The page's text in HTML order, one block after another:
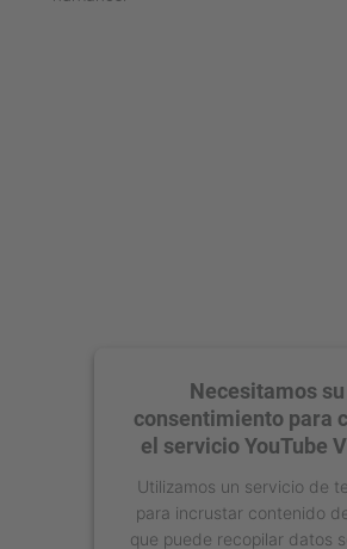
Necesitamos su
consentimiento para
el servicio YouTube
Utilizamos un servicio de
para incrustar contenido
que puede recopilar datos